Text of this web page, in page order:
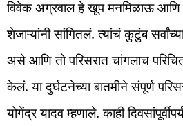
विवेक अग्रवाल हे खूप मनमिळाऊ आणि
शेजाऱ्यांनी सांगितलं. त्यांचं कुटुंब
असे आणि तो परिसरात चांगलाच
केलं. या दुर्घटनेच्या बातमीने संपूर्ण
योगेंद्र यादव म्हणाले. काही